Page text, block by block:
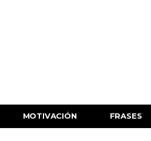
MOTIVACIÓN FRASES